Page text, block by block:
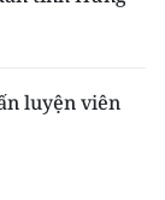
luyện viên